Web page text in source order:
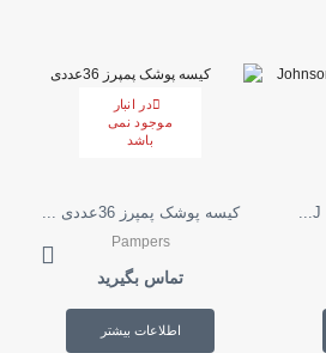
در انبار
موجود نمی
باشد
کیسه پوشک پمپرز 36عددی ...
Pampers
تماس بگیرید
اطلاعات بیشتر